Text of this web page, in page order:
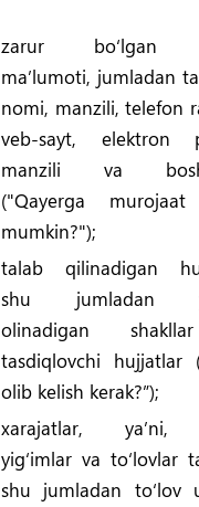
zarur bo‘lgan
ma’lumoti, jumladan
nomi, manzili, telefon
veb-sayt, elektron
manzili va
("Qayerga
mumkin?");
talab qilinadigan
shu jumladan
olinadigan
tasdiqlovchi hujjatlar
olib kelish kerak?”);
xarajatlar, ya’ni,
yig‘imlar va to‘lovlar
shu jumladan to‘lov